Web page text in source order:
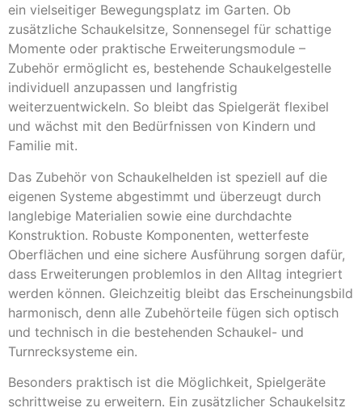
ein vielseitiger Bewegungsplatz im Garten. Ob
zusätzliche Schaukelsitze, Sonnensegel für schattige
Momente oder praktische Erweiterungsmodule –
Zubehör ermöglicht es, bestehende Schaukelgestelle
individuell anzupassen und langfristig
weiterzuentwickeln. So bleibt das Spielgerät flexibel
und wächst mit den Bedürfnissen von Kindern und
Familie mit.
Das Zubehör von Schaukelhelden ist speziell auf die
eigenen Systeme abgestimmt und überzeugt durch
langlebige Materialien sowie eine durchdachte
Konstruktion. Robuste Komponenten, wetterfeste
Oberflächen und eine sichere Ausführung sorgen dafür,
dass Erweiterungen problemlos in den Alltag integriert
werden können. Gleichzeitig bleibt das Erscheinungsbild
harmonisch, denn alle Zubehörteile fügen sich optisch
und technisch in die bestehenden Schaukel- und
Turnrecksysteme ein.
Besonders praktisch ist die Möglichkeit, Spielgeräte
schrittweise zu erweitern. Ein zusätzlicher Schaukelsitz